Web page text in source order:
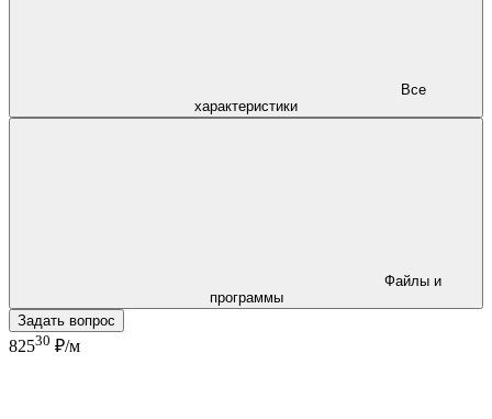
характеристики
программы
Задать вопрос
82530 ₽/м